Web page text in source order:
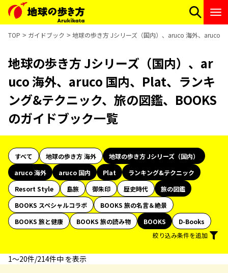
TOP ガイドブック 地球の歩き方 Jシリーズ（国内）、aruco 海外、aruco
地球の歩き方 Jシリーズ（国内）、ar
uco 海外、aruco 国内、Plat、ランキ
ング&テクニック、旅の図鑑、BOOKS
のガイドブック一覧
すべて 地球の歩き方 海外
地球の歩き方 Jシリーズ（国内）
aruco 海外
aruco 国内 Plat
ランキング&テクニック
Resort Style
島旅 御朱印 歴史時代
旅の図鑑
BOOKS スペシャルコラボ
BOOKS 旅の名言＆絶景
BOOKS 旅と健康
BOOKS 旅の読み物 BOOKS
D-Books
絞り込み条件を追加
1〜20件/214件中 を表示